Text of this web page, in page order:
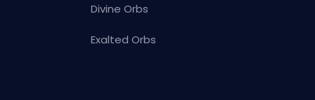
Divine Orbs
Exalted Orbs